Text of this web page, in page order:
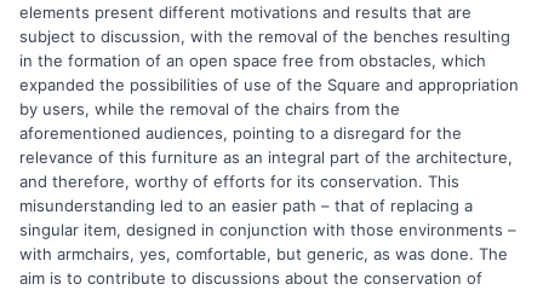
elements present different motivations and results that are
subject to discussion, with the removal of the benches resulting
in the formation of an open space free from obstacles, which
expanded the possibilities of use of the Square and appropriation
by users, while the removal of the chairs from the
aforementioned audiences, pointing to a disregard for the
relevance of this furniture as an integral part of the architecture,
and therefore, worthy of efforts for its conservation. This
misunderstanding led to an easier path – that of replacing a
singular item, designed in conjunction with those environments –
with armchairs, yes, comfortable, but generic, as was done. The
aim is to contribute to discussions about the conservation of